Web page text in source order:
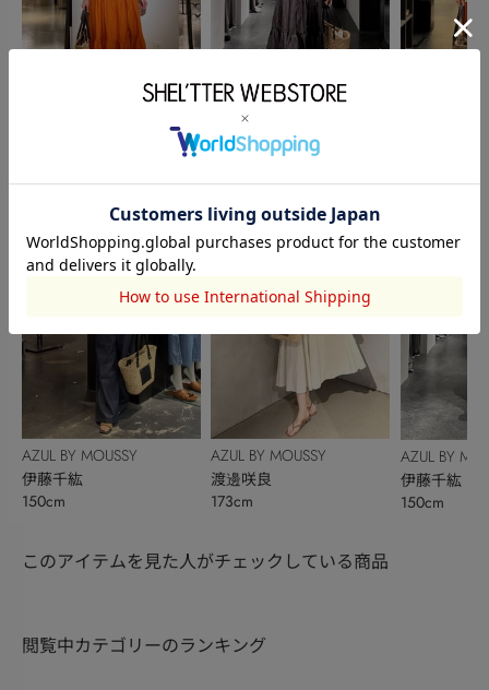
AZUL BY MOUSSY
伊藤千紘
150cm
AZUL BY MOUSSY
伊藤千紘
AZUL BY MOUSSY
渡邊咲良
173cm
150cm
AZUL BY
伊藤千紘
150cm
このアイテムを見た人がチェックしている商品
閲覧中カテゴリーのランキング